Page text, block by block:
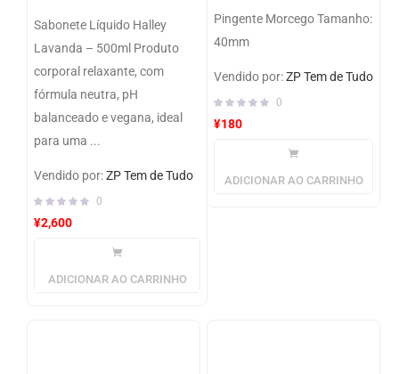
Sabonete Líquido Halley
Lavanda – 500ml Produto
corporal relaxante, com
fórmula neutra, pH
balanceado e vegana, ideal
para uma ...
Vendido por:ZP Tem de Tudo
0
¥2,600
ADICIONAR AO CARRINHO
Pingente Morcego Tamanho:
40mm
Vendido por:ZP Tem de Tudo
0
¥180
ADICIONAR AO CARRINHO